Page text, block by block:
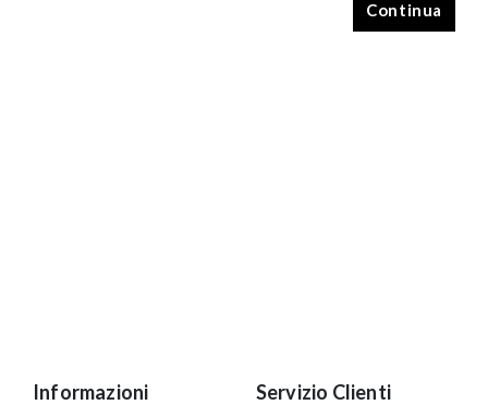
Continua
Informazioni Servizio Clienti